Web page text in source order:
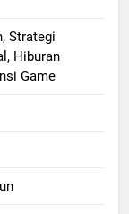
Strategi
Hiburan
Game